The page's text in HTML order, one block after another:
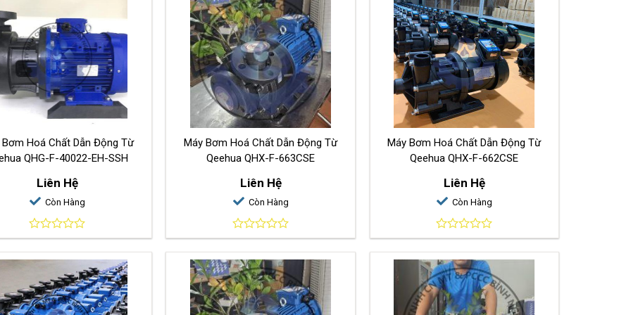
Bơm Hoá Chất Dẫn Động Từ
QHG-F-40022-EH-SSH
Liên Hệ
Còn Hàng
0
out
of
Máy Bơm Hoá Chất Dẫn Động Từ
Qeehua QHX-F-663CSE
Liên Hệ
Còn Hàng
0
out
of
5
Máy Bơm Hoá Chất Dẫn Động Từ
Qeehua QHX-F-662CSE
Liên Hệ
Còn Hàng
0
out
of
5